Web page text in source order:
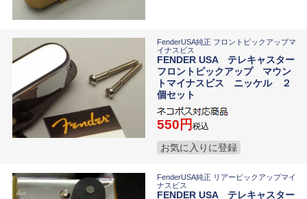
FenderUSA純正 フロントピックアップマ
イナスビス
FENDER USA テレキャスター
フロントピックアップ マウン
トマイナスビス ニッケル ２
個セット
550 税込
お気に入りに登録
FenderUSA純正 リアーピックアップマイ
ナスビス
FENDER USA テレキャスター